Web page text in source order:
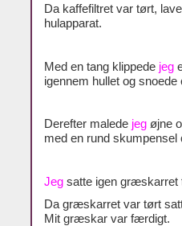
Da kaffefiltret var tørt,
hulapparat.
Med en tang klippede jeg
igennem hullet og
Derefter malede jeg øjne
med en rund skumpensel
Jeg satte igen græskarret
Da græskarret var tørt
Mit græskar var færdigt.